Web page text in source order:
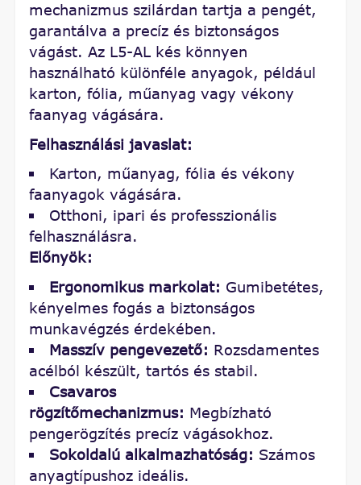
mechanizmus szilárdan tartja a pengét,
garantálva a precíz és biztonságos
vágást. Az L5-AL kés könnyen
használható különféle anyagok, például
karton, fólia, műanyag vagy vékony
faanyag vágására.
Felhasználási javaslat:
Karton, műanyag, fólia és vékony
faanyagok vágására.
Otthoni, ipari és professzionális
felhasználásra.
Előnyök:
Ergonomikus markolat: Gumibetétes,
kényelmes fogás a biztonságos
munkavégzés érdekében.
Masszív pengevezető: Rozsdamentes
acélból készült, tartós és stabil.
Csavaros
rögzítőmechanizmus: Megbízható
pengerögzítés precíz vágásokhoz.
Sokoldalú alkalmazhatóság: Számos
anyagtípushoz ideális.